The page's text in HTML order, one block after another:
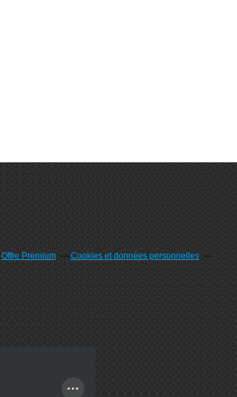
Offre Premium
Cookies et données personnelles